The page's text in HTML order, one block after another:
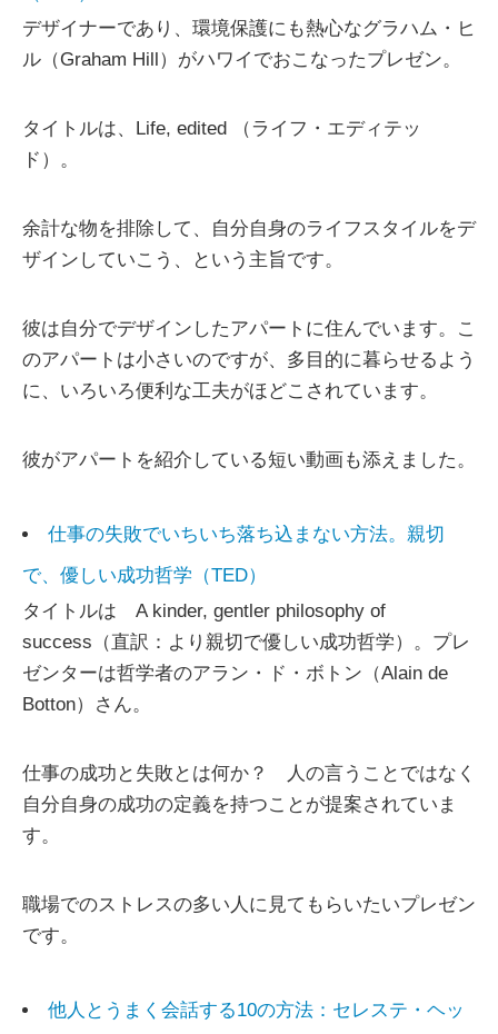
デザイナーであり、環境保護にも熱心なグラハム・ヒ
ル（Graham Hill）がハワイでおこなったプレゼン。
タイトルは、Life, edited （ライフ・エディテッ
ド）。
余計な物を排除して、自分自身のライフスタイルをデ
ザインしていこう、という主旨です。
彼は自分でデザインしたアパートに住んでいます。こ
のアパートは小さいのですが、多目的に暮らせるよう
に、いろいろ便利な工夫がほどこされています。
彼がアパートを紹介している短い動画も添えました。
仕事の失敗でいちいち落ち込まない方法。親切
で、優しい成功哲学（TED）
タイトルは A kinder, gentler philosophy of
success（直訳：より親切で優しい成功哲学）。プレ
ゼンターは哲学者のアラン・ド・ボトン（Alain de
Botton）さん。
仕事の成功と失敗とは何か？ 人の言うことではなく
自分自身の成功の定義を持つことが提案されていま
す。
職場でのストレスの多い人に見てもらいたいプレゼン
です。
他人とうまく会話する10の方法：セレステ・ヘッ